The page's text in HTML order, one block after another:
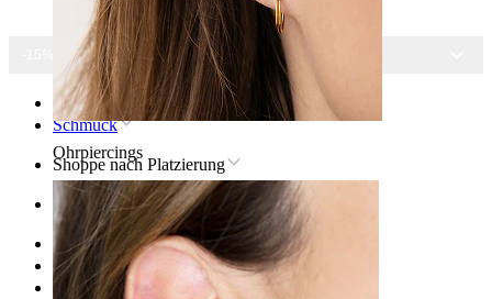
Ohrpiercings
-15% AUF ALLEN SCHMUCK
Startseite
Schmuck
Shoppe nach Platzierung
Ohr
Helix
Titan-Helix-Piercingschmuck
Labret aus Titan mit Koi